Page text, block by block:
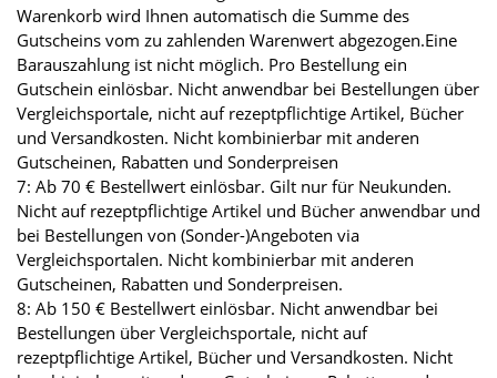
Warenkorb wird Ihnen automatisch die Summe des
Gutscheins vom zu zahlenden Warenwert abgezogen.Eine
Barauszahlung ist nicht möglich. Pro Bestellung ein
Gutschein einlösbar. Nicht anwendbar bei Bestellungen über
Vergleichsportale, nicht auf rezeptpflichtige Artikel, Bücher
und Versandkosten. Nicht kombinierbar mit anderen
Gutscheinen, Rabatten und Sonderpreisen
7: Ab 70 € Bestellwert einlösbar. Gilt nur für Neukunden.
Nicht auf rezeptpflichtige Artikel und Bücher anwendbar und
bei Bestellungen von (Sonder-)Angeboten via
Vergleichsportalen. Nicht kombinierbar mit anderen
Gutscheinen, Rabatten und Sonderpreisen.
8: Ab 150 € Bestellwert einlösbar. Nicht anwendbar bei
Bestellungen über Vergleichsportale, nicht auf
rezeptpflichtige Artikel, Bücher und Versandkosten. Nicht